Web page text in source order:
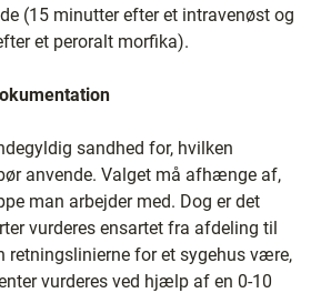
(15 minutter efter et intravenøst og
et peroralt morfika).
sandhed for, hvilken
anvende. Valget må afhænge af,
man arbejder med. Dog er det
vurderes ensartet fra afdeling til
retningslinierne for et sygehus være,
vurderes ved hjælp af en 0-10